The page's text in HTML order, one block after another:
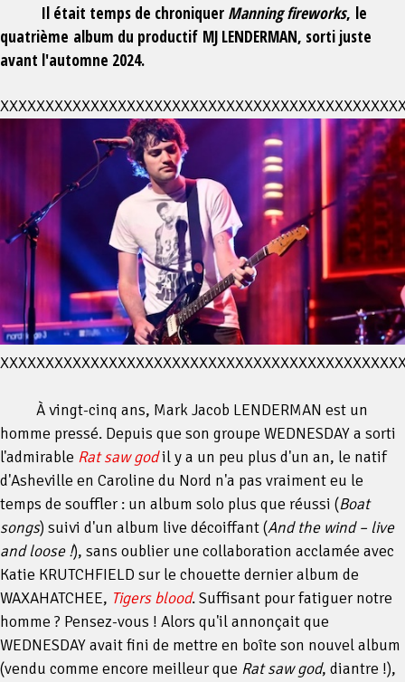
Il était temps de chroniquer Manning fireworks, le
quatrième album du productif MJ LENDERMAN, sorti juste
avant l'automne 2024.
À vingt-cinq ans, Mark Jacob LENDERMAN est un
homme pressé. Depuis que son groupe WEDNESDAY a sorti
l'admirable Rat saw godil y a un peu plus d'un an, le natif
d'Asheville en Caroline du Nord n'a pas vraiment eu le
temps de souffler : un album solo plus que réussi (Boat
songs) suivi d'un album live décoiffant (And the wind – live
and loose !), sans oublier une collaboration acclamée avec
Katie KRUTCHFIELD sur le chouette dernier album de
WAXAHATCHEE, Tigers blood. Suffisant pour fatiguer notre
homme ? Pensez-vous ! Alors qu'il annonçait que
WEDNESDAY avait fini de mettre en boîte son nouvel album
(vendu comme encore meilleur que Rat saw god, diantre !),